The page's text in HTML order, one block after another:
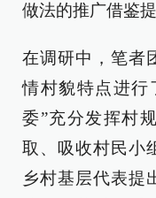
做法的推广借鉴提
在调研中，笔者
情村貌特点进行
委”充分发挥村
取、吸收村民小
乡村基层代表提